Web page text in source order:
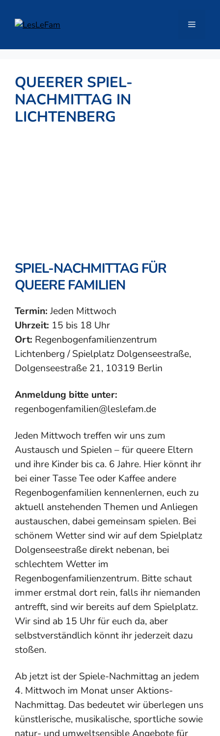
Inhalt
springen
Menü
QUEERER SPIEL-
NACHMITTAG IN
LICHTENBERG
SPIEL-NACHMITTAG FÜR
QUEERE FAMILIEN
Termin:Jeden Mittwoch
Uhrzeit: 15 bis 18 Uhr
Ort: Regenbogenfamilienzentrum
Lichtenberg / Spielplatz Dolgenseestraße,
Dolgenseestraße 21, 10319 Berlin
Anmeldung bitte unter:
regenbogenfamilien@leslefam.de
Jeden Mittwoch treffen wir uns zum
Austausch und Spielen – für queere Eltern
und ihre Kinder bis ca. 6 Jahre. Hier könnt ihr
bei einer Tasse Tee oder Kaffee andere
Regenbogenfamilien kennenlernen, euch zu
aktuell anstehenden Themen und Anliegen
austauschen, dabei gemeinsam spielen. Bei
schönem Wetter sind wir auf dem Spielplatz
Dolgenseestraße direkt nebenan, bei
schlechtem Wetter im
Regenbogenfamilienzentrum. Bitte schaut
immer erstmal dort rein, falls ihr niemanden
antrefft, sind wir bereits auf dem Spielplatz.
Wir sind ab 15 Uhr für euch da, aber
selbstverständlich könnt ihr jederzeit dazu
stoßen.
Ab jetzt ist der Spiele-Nachmittag an jedem
4. Mittwoch im Monat unser Aktions-
Nachmittag. Das bedeutet wir überlegen uns
künstlerische, musikalische, sportliche sowie